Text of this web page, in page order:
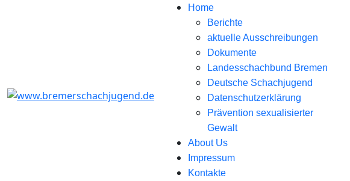
Home
Berichte
aktuelle Ausschreibungen
Dokumente
Landesschachbund Bremen
Deutsche Schachjugend
Datenschutzerklärung
Prävention sexualisierter
Gewalt
About Us
Impressum
Kontakte